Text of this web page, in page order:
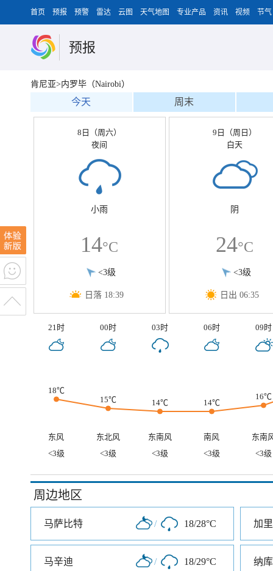
首页 预报 预警 雷达 云图 天气地图 专业产品 资讯 视频 节气
预报
肯尼亚>内罗毕（Nairobi）
今天 周末
8日（周六）
夜间
小雨
14°C
<3级
日落 18:39
9日（周日）
白天
阴
24°C
<3级
日出 06:35
21时 00时 03时 06时 09时
18℃
15℃
14℃ 14℃
16℃
东风 东北风 东南风 南风
东南
<3级
<3级 <3级 <3级 <3级
周边地区
马萨比特 / 18/28°C 加
马辛迪 / 18/29°C 纳